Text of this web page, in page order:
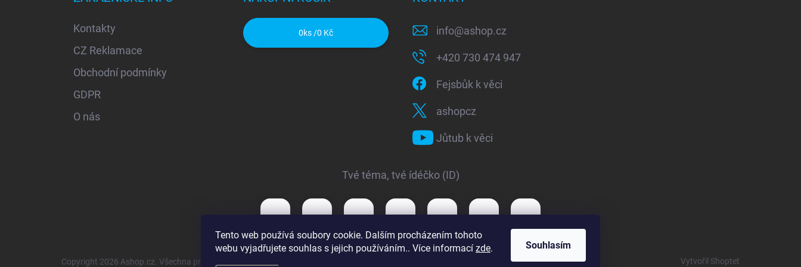
Tento web používá soubory cookie. Dalším procházením tohoto
webu vyjadřujete souhlas s jejich používáním.. Více informací zde. Souhlasím
Kontakty
CZ Reklamace
Obchodní podmínky
GDPR
O nás
0ks /0 Kč info@ashop.cz
+420 730 474 947
Fejsbůk k věci
ashopcz
Jůtub k věci
Tvé téma, tvé ídéčko (ID)
Vytvořil Shoptet
Copyright 2026 Ashop.cz . Všechna práva vyhrazena.